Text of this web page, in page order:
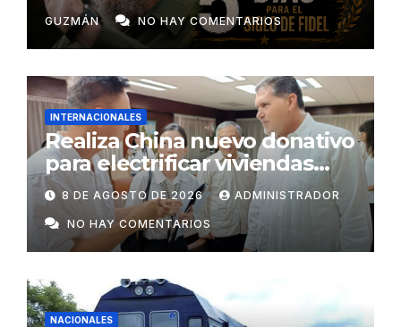
GUZMÁN NO HAY COMENTARIOS
INTERNACIONALES
Realiza China nuevo donativo
para electrificar viviendas
rurales aisladas y garantizar
respaldo energético a
centros vitales
8 DE AGOSTO DE 2026 ADMINISTRADOR
NO HAY COMENTARIOS
NACIONALES